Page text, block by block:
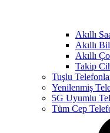
Akıllı
Akıllı
Akıllı
Takip
Tuşlu
Yenilenmiş
5G Uyumlu
Tüm Cep